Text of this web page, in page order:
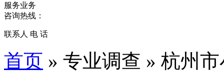
服务业务
咨询热线：
联系人 电 话
首页 » 专业调查 » 杭州